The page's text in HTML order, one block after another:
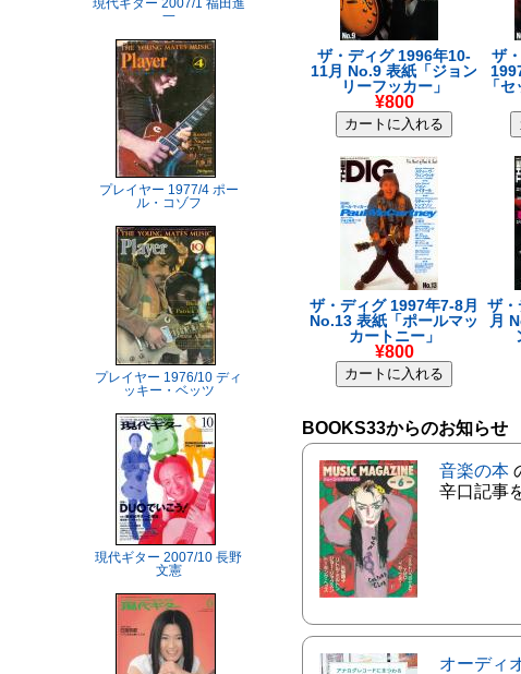
現代ギター 2007/1 福田進
一
プレイヤー 1977/4 ポー
ル・コゾフ
プレイヤー 1976/10 ディ
ッキー・ベッツ
現代ギター 2007/10 長野
文憲
ザ・ディグ 1996年10-
11月 No.9 表紙「ジョン
リーフッカー」
¥800
ザ
「
ザ・ディグ 1997年7-8月
No.13 表紙「ポールマッ
カートニー」
¥800
ザ
月
BOOKS33からのお知らせ
音楽の本
辛口記事
オーディ